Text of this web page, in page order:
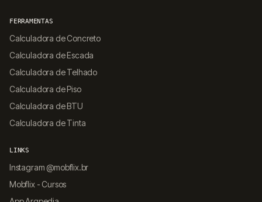
FERRAMENTAS
Calculadora de Concreto
Calculadora de Escada
Calculadora de Telhado
Calculadora de Piso
Calculadora de BTU
Calculadora de Tinta
LINKS
Instagram @mobflix.br
Mobflix - Cursos